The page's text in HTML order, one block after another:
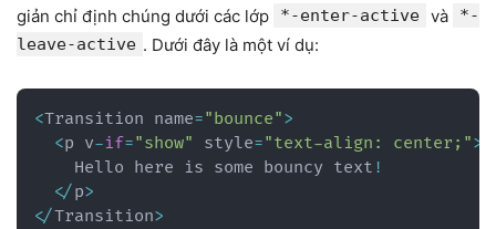
giản chỉ định chúng dưới các lớp
*-enter-active và
*-
leave-active . Dưới đây là một ví dụ:
<Transition name="bounce">
<p v-if="show" style="text-align: center;">
    Hello here is some bouncy text
!
</p>
</Transition>